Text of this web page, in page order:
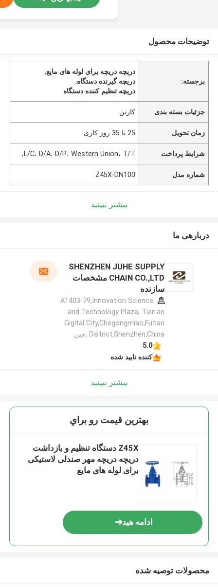
توضیحات محصول
برجسته:
دریچه دریچه برای لوله های مایع,
دریچه گیرنده دستگاه,
دریچه تنظیم کننده دستگاه
جزئیات بسته بندی کارتن
زمان تحویل 25 تا 35 روز کاری
شرایط پرداخت L/C، D/A، D/P، Western Union، T/T،
شماره مدل Z45X-DN100
بیشتر ببینید
دربارهی ما
SHENZHEN JUHE SUPPLY
CHAIN CO.,LTD مشخصات
سازنده
A1403-79,Innovation Science
and Technology Plaza, Tian'an
Gigital City,Chegongmiao,Futian
District,Shenzhen,China ,چین
5.0
کننده تایید شده
بیشتر ببینید
بهترين قيمت رو براي
Z45X دستگاه تنظیم و بازداشت
دریچه دریچه مهر صندلی لاستیکی
برای لوله های مایع
ادامه هید
محصولات توصیه شده